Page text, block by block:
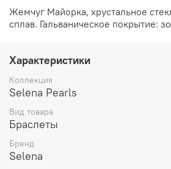
Жемчуг Майорка, хрустальное
сплав. Гальваническое покрытие:
Характеристики
Коллекция
Selena Pearls
Вид товара
Браслеты
Бренд
Selena